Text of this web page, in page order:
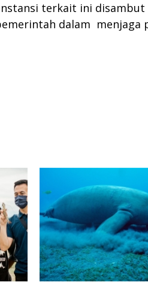
terkait ini
dalam menjaga